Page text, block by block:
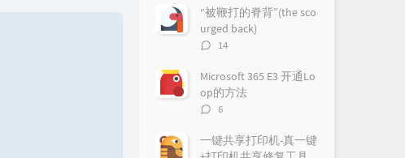
Blake Hollow
Hans Bukowski
Lisa Kriegler / Jacco Wynia / Wessel van
Myles Dale
数：
“被鞭打的脊背”(the sco
urged back)
评
数：
14
Microsoft 365 E3 开通Lo
op的方法
评
数：
6
一键共享打印机-真一键